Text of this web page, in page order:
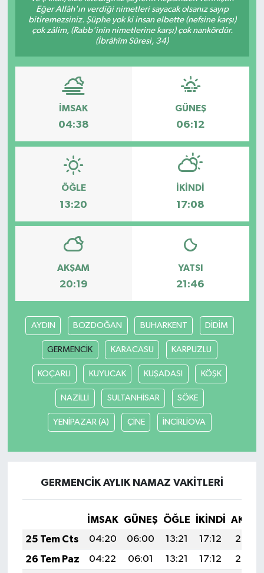
Eğer Allâh'ın verdiği nimetleri sayacak olsanız sayıp
bitiremezsiniz. Şüphe yok ki insan elbette (nefsine karşı)
çok zâlim, (Rabb'inin nimetlerine karşı) çok nankördür.
(İbrâhîm Sûresi, 34)
İMSAK
04:38
GÜNEŞ
06:12
ÖĞLE
13:20
İKINDI
17:08
AKŞAM
20:19
YATSI
21:46
AYDIN BOZDOĞAN BUHARKENT DİDİM
GERMENCİK KARACASU KARPUZLU
KOÇARLI KUYUCAK KUŞADASI KÖŞK
NAZİLLİ SULTANHİSAR SÖKE
YENİPAZAR (A) ÇİNE İNCİRLİOVA
GERMENCİK AYLIK NAMAZ VAKITLERI
İMSAK GÜNEŞ ÖĞLE İKINDI
25 Tem Cts
04:20 06:00 13:21 17:12
20:33
26 Tem Paz
04:22 06:01 13:21 17:12
20:32
Gündem
Kültür-Sanat
Magazin
Podcast
Politika
Sağlık